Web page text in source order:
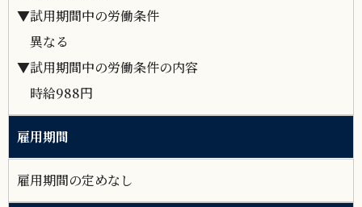
▼試用期間中の労働条件
異なる
▼試用期間中の労働条件の内容
時給988円
雇用期間
雇用期間の定めなし